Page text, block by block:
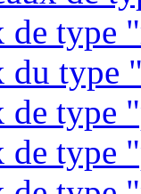
de type
du type
de type
de type